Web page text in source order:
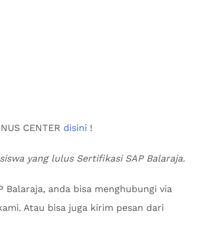
CENTER disini !
yang lulus Sertifikasi SAP Balaraja.
anda bisa menghubungi via
Atau bisa juga kirim pesan dari